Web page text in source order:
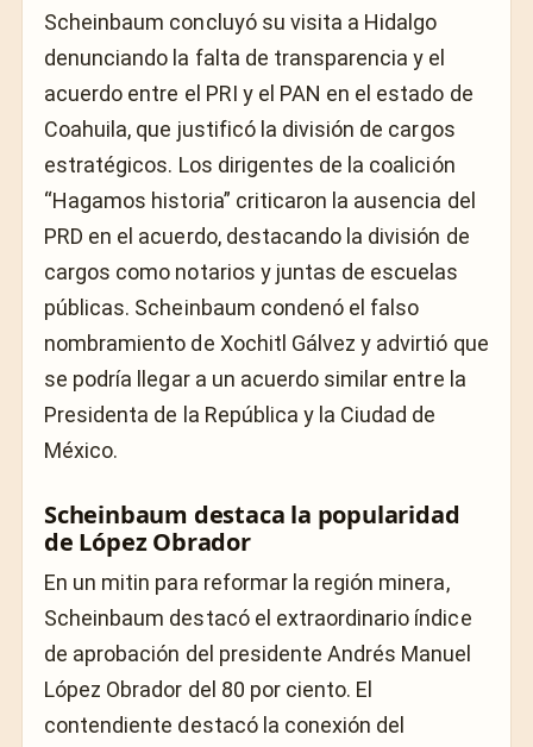
Scheinbaum concluyó su visita a Hidalgo
denunciando la falta de transparencia y el
acuerdo entre el PRI y el PAN en el estado de
Coahuila, que justificó la división de cargos
estratégicos. Los dirigentes de la coalición
“Hagamos historia” criticaron la ausencia del
PRD en el acuerdo, destacando la división de
cargos como notarios y juntas de escuelas
públicas. Scheinbaum condenó el falso
nombramiento de Xochitl Gálvez y advirtió que
se podría llegar a un acuerdo similar entre la
Presidenta de la República y la Ciudad de
México.
Scheinbaum destaca la popularidad
de López Obrador
En un mitin para reformar la región minera,
Scheinbaum destacó el extraordinario índice
de aprobación del presidente Andrés Manuel
López Obrador del 80 por ciento. El
contendiente destacó la conexión del